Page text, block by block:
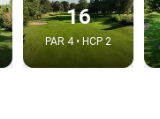
16
PAR 4 • HCP 2